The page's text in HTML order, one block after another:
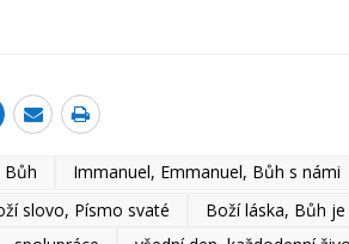
Bůh Immanuel, Emmanuel, Bůh s námi
slovo, Písmo svaté
Boží láska, Bůh je